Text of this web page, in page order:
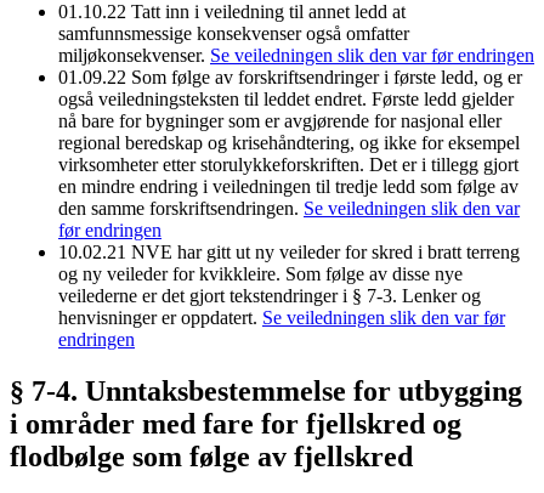
01.10.22 Tatt inn i veiledning til annet ledd at
samfunnsmessige konsekvenser også omfatter
miljøkonsekvenser. Se veiledningen slik den var før endringen
01.09.22 Som følge av forskriftsendringer i første ledd, og er
også veiledningsteksten til leddet endret. Første ledd gjelder
nå bare for bygninger som er avgjørende for nasjonal eller
regional beredskap og krisehåndtering, og ikke for eksempel
virksomheter etter storulykkeforskriften. Det er i tillegg gjort
en mindre endring i veiledningen til tredje ledd som følge av
den samme forskriftsendringen. Se veiledningen slik den var
før endringen
10.02.21 NVE har gitt ut ny veileder for skred i bratt terreng
og ny veileder for kvikkleire. Som følge av disse nye
veilederne er det gjort tekstendringer i § 7-3. Lenker og
henvisninger er oppdatert. Se veiledningen slik den var før
endringen
§ 7-4. Unntaksbestemmelse for utbygging
i områder med fare for fjellskred og
flodbølge som følge av fjellskred